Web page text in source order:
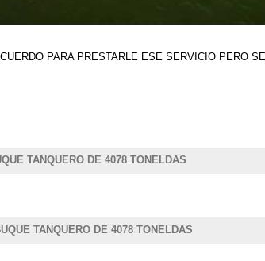
PARA PRESTARLE ESE SERVICIO PERO
TANQUERO DE 4078 TONELDAS
TANQUERO DE 4078 TONELDAS